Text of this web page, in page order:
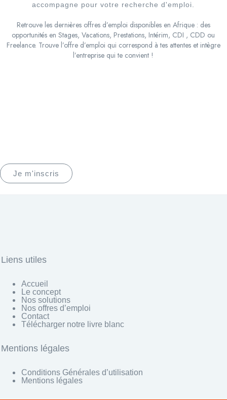
accompagne pour votre recherche d'emploi.
Retrouve les dernières offres d’emploi disponibles en Afrique : des
opportunités en Stages, Vacations, Prestations, Intérim, CDI , CDD ou
Freelance. Trouve l’offre d’emploi qui correspond à tes attentes et intègre
l’entreprise qui te convient !
Je m'inscris
Liens utiles
Accueil
Le concept
Nos solutions
Nos offres d’emploi
Contact
Télécharger notre livre blanc
Mentions légales
Conditions Générales d’utilisation
Mentions légales